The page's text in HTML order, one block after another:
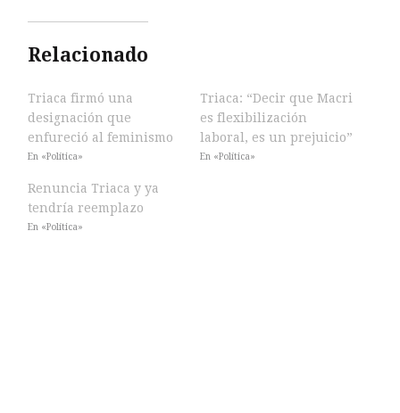
Relacionado
Triaca firmó una
designación que
enfureció al feminismo
En «Política»
Triaca: “Decir que Macri
es flexibilización
laboral, es un prejuicio”
En «Política»
Renuncia Triaca y ya
tendría reemplazo
En «Política»